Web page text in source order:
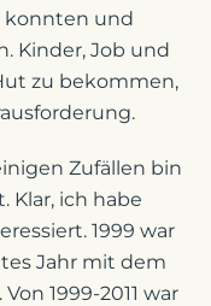
konnten und
Kinder, Job und
zu bekommen,
Zufällen bin
Klar, ich habe
1999 war
Jahr mit dem
1999-2011 war